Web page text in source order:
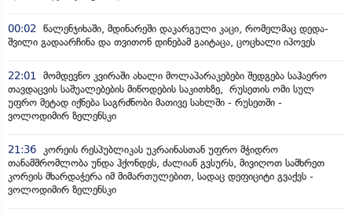
00:02
წალენჯიხაში, მდინარეში დაკარგული კაცი, რომელმაც დედა-
შვილი გადაარჩინა და თვითონ დინებამ გაიტაცა, ცოცხალი იპოვეს
22:01
მომდევნო კვირაში ახალი მოლაპარაკებები შედგება საჰაერო
თავდაცვის საშუალებების მიწოდების საკითხზე, რუსეთის ომი სულ
უფრო მეტად იქნება საგრძნობი მათივე სახლში - რუსეთში -
ვოლოდიმირ ზელენსკი
21:36
კორეის რესპუბლიკას უკრაინასთან უფრო მჭიდრო
თანამშრომლობა უნდა ჰქონდეს, ძალიან გვსურს, მივიღოთ სამხრეთ
კორეის მხარდაჭერა იმ მიმართულებით, სადაც დეფიციტი გვაქვს -
ვოლოდიმირ ზელენსკი